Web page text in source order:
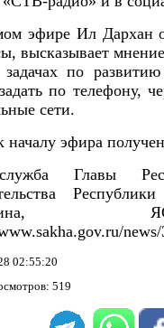
эфире Ил Дархан
высказывает
по
по телефону,
сети.
началу эфира
служба Главы
02:55:20
519